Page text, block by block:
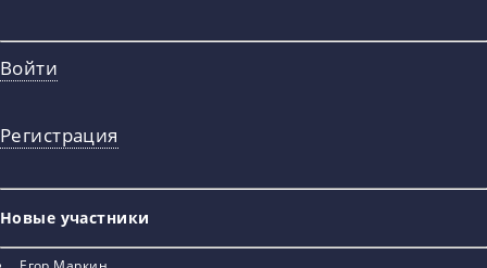
Войти
Регистрация
Новые участники